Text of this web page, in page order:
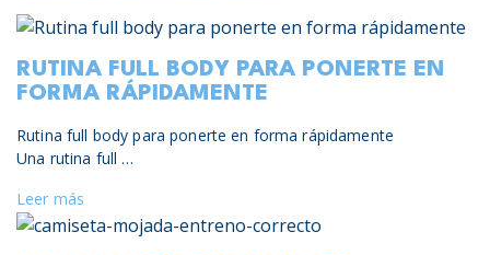
RUTINA FULL BODY PARA PONERTE EN
FORMA RÁPIDAMENTE
Rutina full body para ponerte en forma rápidamente
Una rutina full …
Leer más